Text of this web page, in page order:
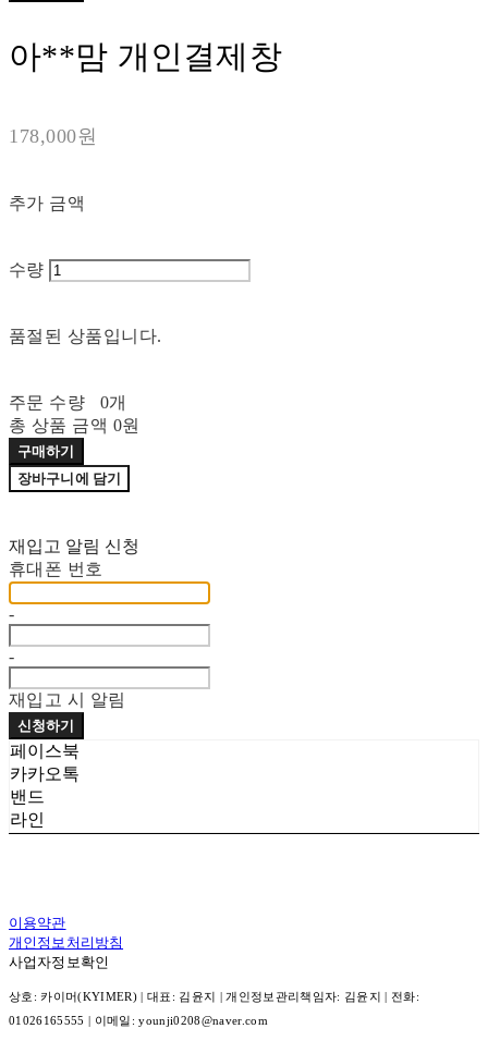
아**맘 개인결제창
178,000원
추가 금액
수량
품절된 상품입니다.
주문 수량
0개
총 상품 금액 0원
구매하기
장바구니에 담기
재입고 알림 신청
휴대폰 번호
-
-
재입고 시 알림
신청하기
페이스북
카카오톡
밴드
라인
이용약관
개인정보처리방침
사업자정보확인
상호: 카이머(KYIMER) | 대표: 김윤지 | 개인정보관리책임자: 김윤지 | 전화:
01026165555 | 이메일: younji0208@naver.com